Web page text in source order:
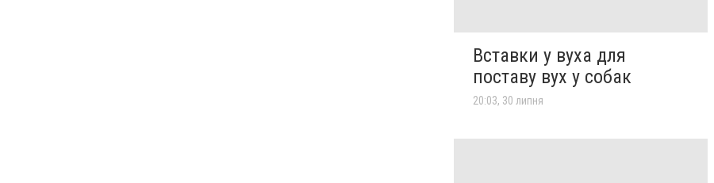
Вставки у вуха для
поставу вух у собак
20:03, 30 липня